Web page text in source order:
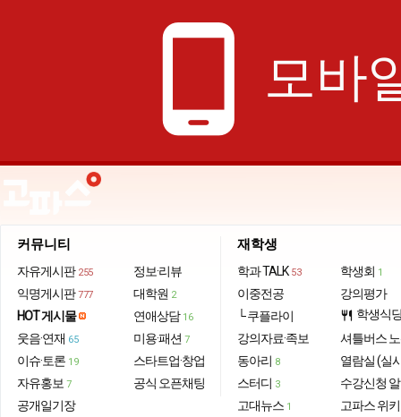
phone_android 모바
커뮤니티
자유게시판 255
익명게시판 777
HOT 게시물
웃음·연재 65
이슈·토론 19
자유홍보 7
공개일기장
정보·리뷰
대학원 2
연애상담 16
미용·패션 7
스타트업·창업
공식 오픈채팅
재학생
학과 TALK 53
이중전공
└ 쿠플라이
강의자료·족보
동아리 8
스터디 3
고대뉴스 1
학생회 1
강의평가
restaurant 학생식
셔틀버스
열람실 (실
수강신청
고파스 위키